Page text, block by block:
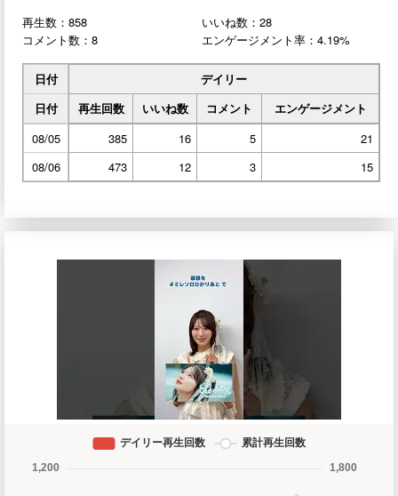
再生数：858
いいね数：28
コメント数：8
エンゲージメント率：4.19%
日付
デイリー
日付
再生回数 いいね数 コメント
エンゲージメント
08/05
385 16 5
21
08/06
473 12 3 15